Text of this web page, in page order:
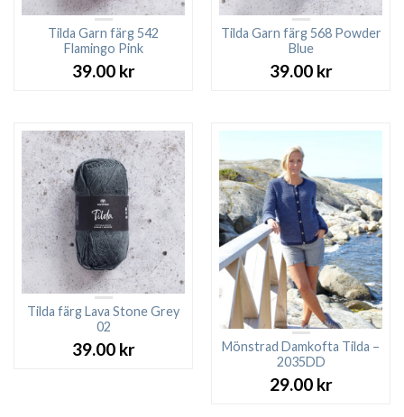
Tilda Garn färg 542
Flamingo Pink
39.00 kr
Tilda Garn färg 568 Powder
Blue
39.00 kr
Tilda färg Lava Stone Grey
02
39.00 kr
Mönstrad Damkofta Tilda –
2035DD
29.00 kr